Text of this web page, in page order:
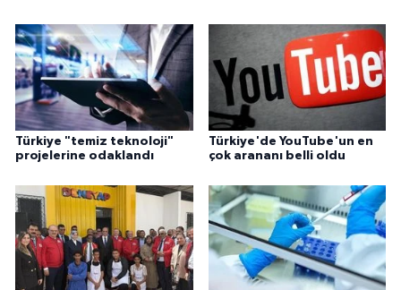
Türkiye "temiz teknoloji"
projelerine odaklandı
Türkiye'de YouTube'un en
çok arananı belli oldu